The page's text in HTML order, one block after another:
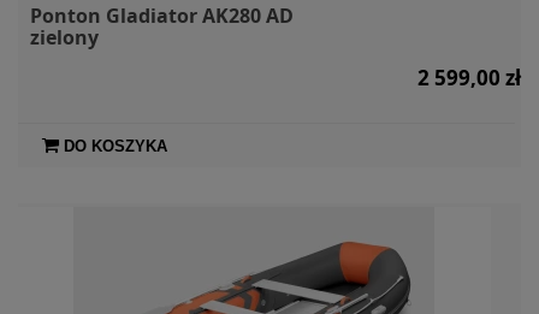
Ponton Gladiator AK280 AD
zielony
2 599,00 zł
DO KOSZYKA